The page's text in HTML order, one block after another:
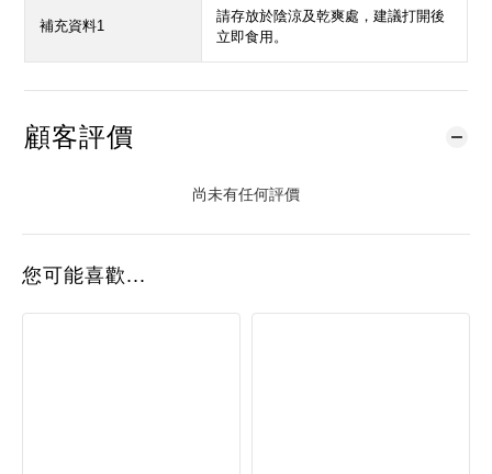
補充資料1
請存放於陰涼及乾爽處，建議打開後
立即食用。
顧客評價
尚未有任何評價
您可能喜歡...